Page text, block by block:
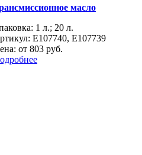
масло
1 л.; 20 л.
E107740, E107739
от 803 руб.